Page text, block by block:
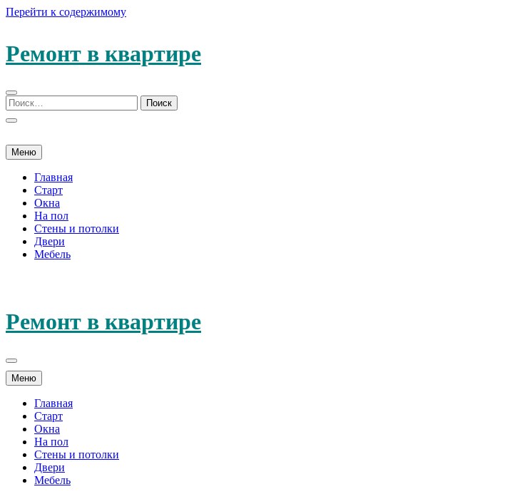
Перейти к содержимому
Ремонт в квартире
Меню
Главная
Старт
Окна
На пол
Стены и потолки
Двери
Мебель
Ремонт в квартире
Меню
Главная
Старт
Окна
На пол
Стены и потолки
Двери
Мебель